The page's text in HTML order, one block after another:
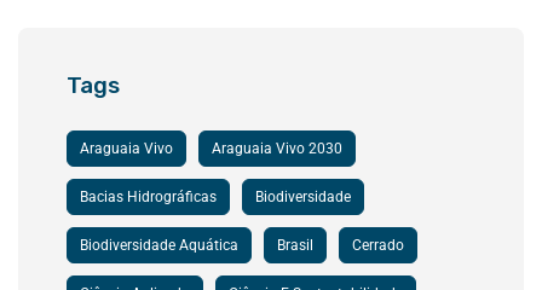
Tags
Araguaia Vivo Araguaia Vivo 2030
Bacias Hidrográficas Biodiversidade
Biodiversidade Aquática Brasil Cerrado